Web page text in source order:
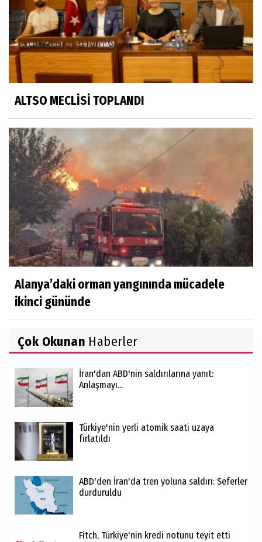
ALTSO MECLİSİ TOPLANDI
Alanya’daki orman yangınında mücadele
ikinci gününde
Çok Okunan Haberler
İran'dan ABD'nin saldırılarına yanıt:
Anlaşmayı...
Türkiye'nin yerli atomik saati uzaya
fırlatıldı
ABD'den İran'da tren yoluna saldırı: Seferler
durduruldu
Fitch, Türkiye'nin kredi notunu teyit etti